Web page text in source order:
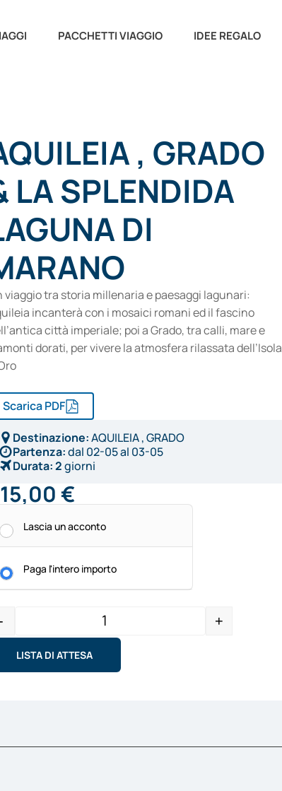
PACCHETTI VIAGGIO IDEE REGALO
, GRADO
LA SPLENDIDA
DI
viaggio tra storia millenaria e paesaggi lagunari:
incanterà con i mosaici romani ed il fascino
città imperiale; poi a Grado, tra calli, mare e
dorati, per vivere la atmosfera rilassata dell’Isola
Scarica PDF
Destinazione:AQUILEIA , GRADO
Partenza:dal 02-05al 03-05
Durata:2giorni
€
Lascia un acconto
Paga l'intero importo
Quantity
+
LISTA DI ATTESA